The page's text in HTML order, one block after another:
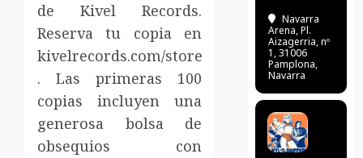
de Kivel Records.
Reserva tu copia en
kivelrecords.com/store
. Las primeras 100
copias incluyen una
generosa bolsa de
obsequios con
Navarra
Arena, Pl.
Aizagerria, nº
1, 31006
Pamplona,
Navarra